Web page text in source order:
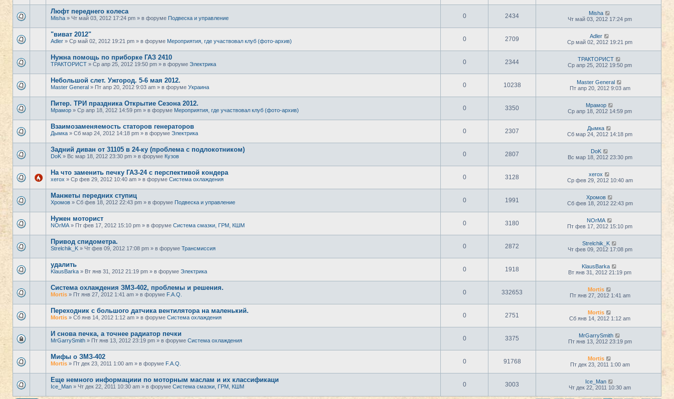
Люфт переднего колеса
Misha » Чт май 03, 2012 17:24 pm » в форуме Подвеска и управление 0 2434
Misha
Чт май 03, 2012 17:24 pm
"виват 2012"
Adler » Ср май 02, 2012 19:21 pm » в форуме Мероприятия, где участвовал клуб (фото-архив) 0 2709
Adler
Ср май 02, 2012 19:21 pm
Нужна помощь по приборке ГАЗ 2410
ТРАКТОРИСТ » Ср апр 25, 2012 19:50 pm » в форуме Электрика 0 2344
ТРАКТОРИСТ
Ср апр 25, 2012 19:50 pm
Небольшой слет. Ужгород. 5-6 мая 2012.
Master General » Пт апр 20, 2012 9:03 am » в форуме Украина 0 10238
Master General
Пт апр 20, 2012 9:03 am
Питер. ТРИ праздника Открытие Сезона 2012.
Мрамор » Ср апр 18, 2012 14:59 pm » в форуме Мероприятия, где участвовал клуб (фото-архив) 0 3350
Мрамор
Ср апр 18, 2012 14:59 pm
Взаимозаменяемость статоров генераторов
Дымка » Сб мар 24, 2012 14:18 pm » в форуме Электрика 0 2307
Дымка
Сб мар 24, 2012 14:18 pm
Задний диван от 31105 в 24-ку (проблема с подлокотником)
DoK » Вс мар 18, 2012 23:30 pm » в форуме Кузов 0 2807
DoK
Вс мар 18, 2012 23:30 pm
На что заменить печку ГАЗ-24 с перспективой кондера
xerox » Ср фев 29, 2012 10:40 am » в форуме Система охлаждения 0 3128
xerox
Ср фев 29, 2012 10:40 am
Манжеты передних ступиц
Хромов » Сб фев 18, 2012 22:43 pm » в форуме Подвеска и управление 0 1991
Хромов
Сб фев 18, 2012 22:43 pm
Нужен моторист
NOrMA » Пт фев 17, 2012 15:10 pm » в форуме Система смазки, ГРМ, КШМ 0 3180
NOrMA
Пт фев 17, 2012 15:10 pm
Привод спидометра.
Strelchik_K » Чт фев 09, 2012 17:08 pm » в форуме Трансмиссия 0 2872
Strelchik_K
Чт фев 09, 2012 17:08 pm
удалить
KlausBarka » Вт янв 31, 2012 21:19 pm » в форуме Электрика 0 1918
KlausBarka
Вт янв 31, 2012 21:19 pm
Система охлаждения ЗМЗ-402, проблемы и решения.
Mortis » Пт янв 27, 2012 1:41 am » в форуме F.A.Q. 0 332653
Mortis
Пт янв 27, 2012 1:41 am
Переходник с большого датчика вентилятора на маленький.
Mortis » Сб янв 14, 2012 1:12 am » в форуме Система охлаждения 0 2751
Mortis
Сб янв 14, 2012 1:12 am
И снова печка, а точнее радиатор печки
MrGarrySmith » Пт янв 13, 2012 23:19 pm » в форуме Система охлаждения 0 3375
MrGarrySmith
Пт янв 13, 2012 23:19 pm
Мифы о ЗМЗ-402
Mortis » Пт дек 23, 2011 1:00 am » в форуме F.A.Q. 0 91768
Mortis
Пт дек 23, 2011 1:00 am
Еще немного информациии по моторным маслам и их классификаци
Ice_Man » Чт дек 22, 2011 10:30 am » в форуме Система смазки, ГРМ, КШМ 0 3003
Ice_Man
Чт дек 22, 2011 10:30 am